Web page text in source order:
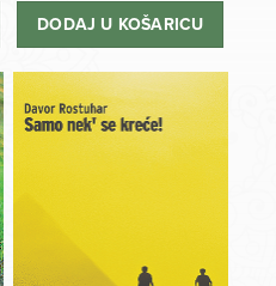
bila
cijena
DODAJ U KOŠARICU